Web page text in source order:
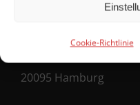
Cookie-Richtlinie
20095 Hamburg